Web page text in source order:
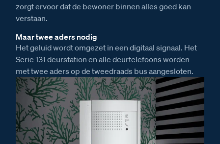
zorgt ervoor dat de bewoner binnen alles goed kan
verstaan.
Maar twee aders nodig
Het geluid wordt omgezet in een digitaal signaal. Het
Serie 131 deurstation en alle deurtelefoons worden
met twee aders op de tweedraads bus aangesloten.